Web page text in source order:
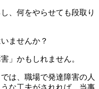
、何をやらせても段取り
ませんか？
」 かもしれません。
では、職場で発達障害の人
な工夫がされれば、当事